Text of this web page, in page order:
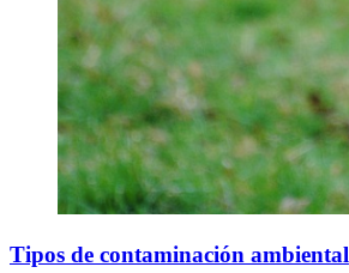
Tipos de contaminación ambiental